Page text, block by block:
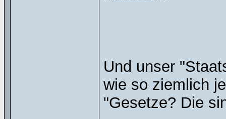
Und unser
wie so ziemlich
"Gesetze? Die